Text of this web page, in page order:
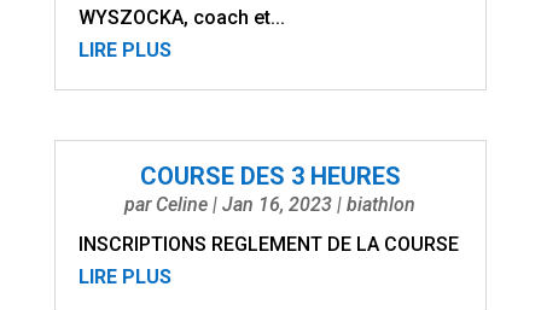
WYSZOCKA, coach et...
LIRE PLUS
COURSE DES 3 HEURES
par Celine |Jan 16, 2023 |biathlon
INSCRIPTIONS REGLEMENT DE LA COURSE
LIRE PLUS